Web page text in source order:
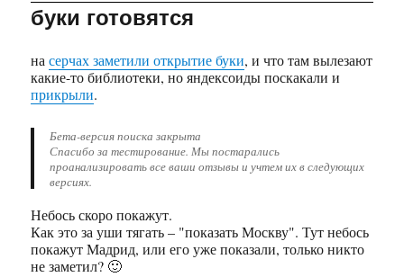
буки готовятся
насерчах заметили открытие буки, и что там вылезают
какие-то библиотеки, но яндексоиды поскакали и
прикрыли.
Бета-версия поиска закрыта
Спасибо за тестирование. Мы постарались
проанализировать все ваши отзывы и учтем их в следующих
версиях.
Небось скоро покажут.
Как это за уши тягать – "показать Москву". Тут небось
покажут Мадрид, или его уже показали, только никто
не заметил? 🙂